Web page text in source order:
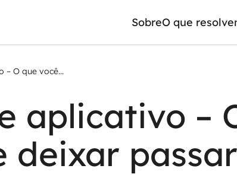
SobreO que
AI / Machine Learning
Agentes de IA
Aceleradores de IA
Integração de IA
RPA e hiperautomação
– O que você...
aplicativo –
deixar